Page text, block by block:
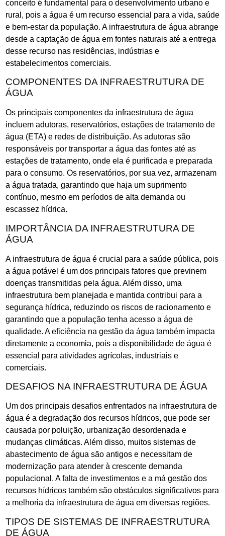
conceito é fundamental para o desenvolvimento urbano e
rural, pois a água é um recurso essencial para a vida, saúde
e bem-estar da população. A infraestrutura de água abrange
desde a captação de água em fontes naturais até a entrega
desse recurso nas residências, indústrias e
estabelecimentos comerciais.
COMPONENTES DA INFRAESTRUTURA DE
ÁGUA
Os principais componentes da infraestrutura de água
incluem adutoras, reservatórios, estações de tratamento de
água (ETA) e redes de distribuição. As adutoras são
responsáveis por transportar a água das fontes até as
estações de tratamento, onde ela é purificada e preparada
para o consumo. Os reservatórios, por sua vez, armazenam
a água tratada, garantindo que haja um suprimento
contínuo, mesmo em períodos de alta demanda ou
escassez hídrica.
IMPORTÂNCIA DA INFRAESTRUTURA DE
ÁGUA
A infraestrutura de água é crucial para a saúde pública, pois
a água potável é um dos principais fatores que previnem
doenças transmitidas pela água. Além disso, uma
infraestrutura bem planejada e mantida contribui para a
segurança hídrica, reduzindo os riscos de racionamento e
garantindo que a população tenha acesso a água de
qualidade. A eficiência na gestão da água também impacta
diretamente a economia, pois a disponibilidade de água é
essencial para atividades agrícolas, industriais e
comerciais.
DESAFIOS NA INFRAESTRUTURA DE ÁGUA
Um dos principais desafios enfrentados na infraestrutura de
água é a degradação dos recursos hídricos, que pode ser
causada por poluição, urbanização desordenada e
mudanças climáticas. Além disso, muitos sistemas de
abastecimento de água são antigos e necessitam de
modernização para atender à crescente demanda
populacional. A falta de investimentos e a má gestão dos
recursos hídricos também são obstáculos significativos para
a melhoria da infraestrutura de água em diversas regiões.
TIPOS DE SISTEMAS DE INFRAESTRUTURA
DE ÁGUA